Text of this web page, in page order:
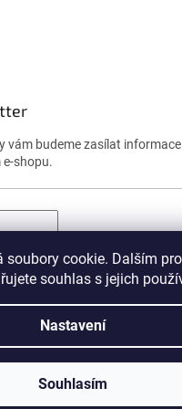
soubory cookie. Dalším
souhlas s jejich
Nastavení
Souhlasím
vám budeme zasílat
shopu.
Vytvořil Shoptet
. Všechna